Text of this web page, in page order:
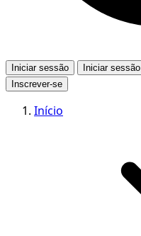
Iniciar sessão
Iniciar sessão
Inscrever-se
Início